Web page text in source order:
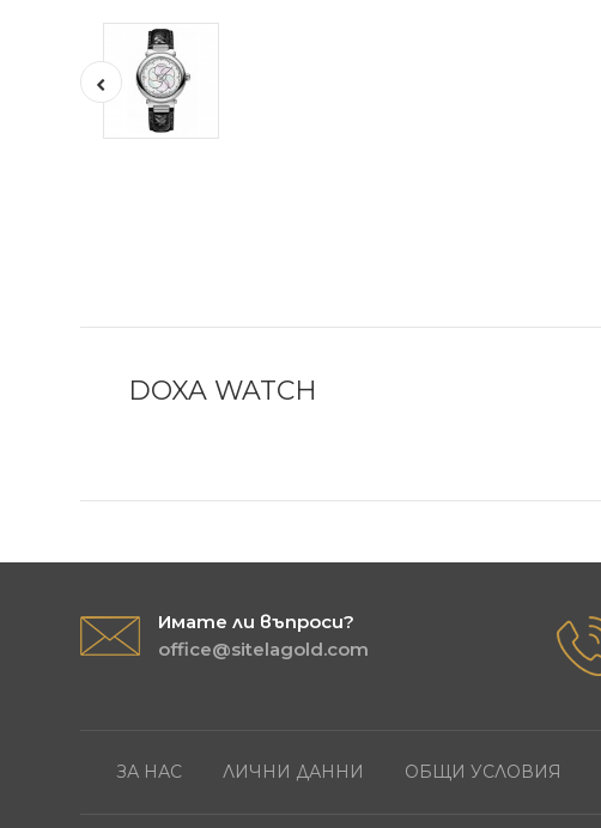
DOXA WATCH
Имате ли въпроси?
office@sitelagold.com
ЗА НАС ЛИЧНИ ДАННИ ОБЩИ УСЛОВИЯ